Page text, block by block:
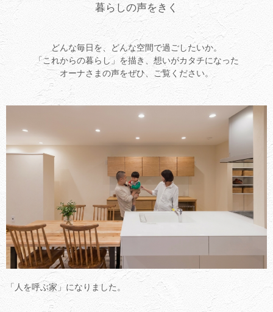
暮らしの声をきく
どんな毎日を、どんな空間で過ごしたいか。
「これからの暮らし」を描き、想いがカタチになった
オーナさまの声をぜひ、ご覧ください。
「人を呼ぶ家」になりました。